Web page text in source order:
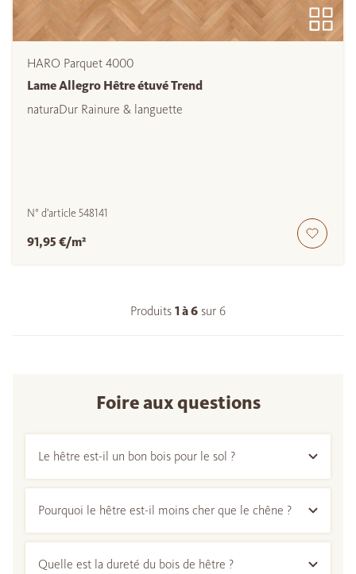
HARO Parquet 4000
Lame Allegro Hêtre étuvé Trend
naturaDur Rainure & languette
N° d'article 548141
91,95 €/m²
Produits 1 à6 sur 6
Foire aux questions
Le hêtre est-il un bon bois pour le sol ?
Pourquoi le hêtre est-il moins cher que le chêne ?
Quelle est la dureté du bois de hêtre ?